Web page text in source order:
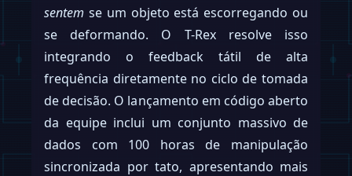
sentem se um objeto está escorregando ou
se deformando. O T-Rex resolve isso
integrando o feedback tátil de alta
frequência diretamente no ciclo de tomada
de decisão. O lançamento em código aberto
da equipe inclui um conjunto massivo de
dados com 100 horas de manipulação
sincronizada por tato, apresentando mais